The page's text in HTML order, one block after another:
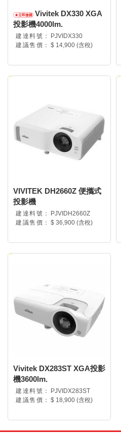
Vivitek DX330 XGA
投影機4000lm.
建達料號：
PJVIDX330
建議售價： $ 14,900 (含稅)
VIVITEK DH2660Z 便攜式
投影機
建達料號：
PJVIDH2660Z
建議售價： $ 36,900 (含稅)
Vivitek DX283ST XGA投影
機3600lm.
建達料號：
PJVIDX283ST
建議售價： $ 18,900 (含稅)